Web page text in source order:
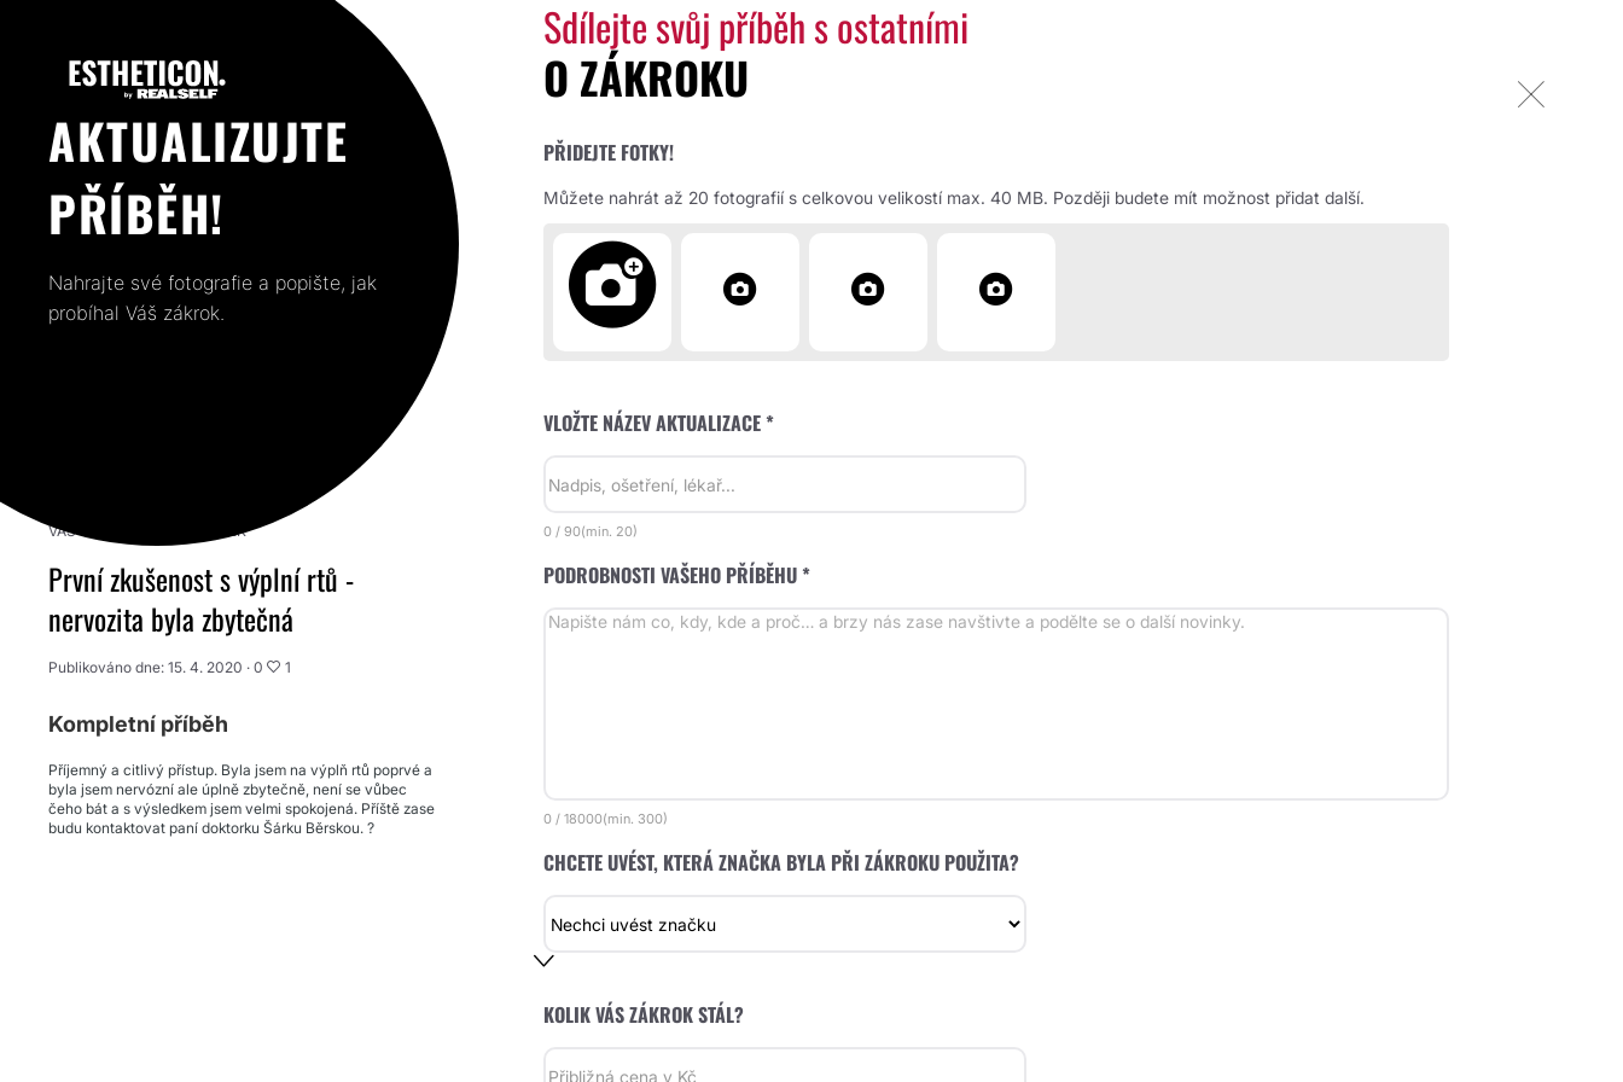
AKTUALIZUJTE
PŘÍBĚH!
Nahrajte své fotografie a popište, jak
probíhal Váš zákrok.
VÁŠ PŘEDCHOZÍ PŘÍSPĚVEK
První zkušenost s výplní rtů -
nervozita byla zbytečná
Publikováno dne: 15. 4. 2020 · 0 1
Kompletní příběh
Příjemný a citlivý přístup. Byla jsem na výplň rtů poprvé a
byla jsem nervózní ale úplně zbytečně, není se vůbec
čeho bát a s výsledkem jsem velmi spokojená. Příště zase
budu kontaktovat paní doktorku Šárku Běrskou. ?
Sdílejte svůj příběh s ostatními
O ZÁKROKU
PŘIDEJTE FOTKY!
Můžete nahrát až 20 fotografií s celkovou velikostí max. 40 MB. Později budete mít možnost přidat další.
VLOŽTE NÁZEV AKTUALIZACE *
0 / 90(min. 20)
PODROBNOSTI VAŠEHO PŘÍBĚHU *
0 / 18000(min. 300)
CHCETE UVÉST, KTERÁ ZNAČKA BYLA PŘI ZÁKROKU POUŽITA?
KOLIK VÁS ZÁKROK STÁL?